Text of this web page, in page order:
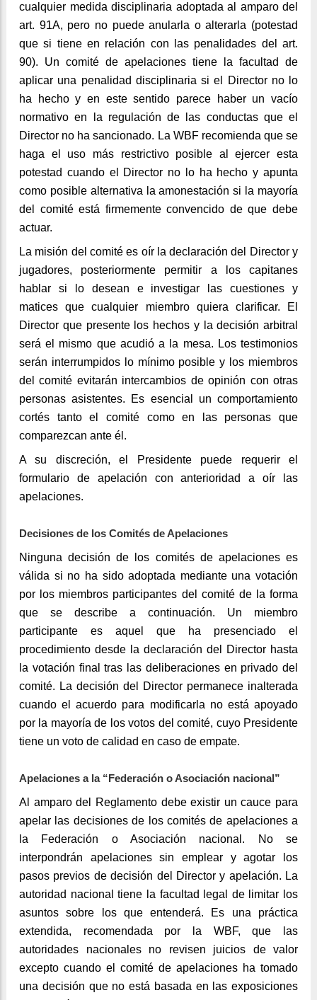
cualquier medida disciplinaria adoptada al amparo del
art. 91A, pero no puede anularla o alterarla (potestad
que si tiene en relación con las penalidades del art.
90). Un comité de apelaciones tiene la facultad de
aplicar una penalidad disciplinaria si el Director no lo
ha hecho y en este sentido parece haber un vacío
normativo en la regulación de las conductas que el
Director no ha sancionado. La WBF recomienda que se
haga el uso más restrictivo posible al ejercer esta
potestad cuando el Director no lo ha hecho y apunta
como posible alternativa la amonestación si la mayoría
del comité está firmemente convencido de que debe
actuar.
La misión del comité es oír la declaración del Director y
jugadores, posteriormente permitir a los capitanes
hablar si lo desean e investigar las cuestiones y
matices que cualquier miembro quiera clarificar. El
Director que presente los hechos y la decisión arbitral
será el mismo que acudió a la mesa. Los testimonios
serán interrumpidos lo mínimo posible y los miembros
del comité evitarán intercambios de opinión con otras
personas asistentes. Es esencial un comportamiento
cortés tanto el comité como en las personas que
comparezcan ante él.
A su discreción, el Presidente puede requerir el
formulario de apelación con anterioridad a oír las
apelaciones.
Decisiones de los Comités de Apelaciones
Ninguna decisión de los comités de apelaciones es
válida si no ha sido adoptada mediante una votación
por los miembros participantes del comité de la forma
que se describe a continuación. Un miembro
participante es aquel que ha presenciado el
procedimiento desde la declaración del Director hasta
la votación final tras las deliberaciones en privado del
comité. La decisión del Director permanece inalterada
cuando el acuerdo para modificarla no está apoyado
por la mayoría de los votos del comité, cuyo Presidente
tiene un voto de calidad en caso de empate.
Apelaciones a la “Federación o Asociación nacional”
Al amparo del Reglamento debe existir un cauce para
apelar las decisiones de los comités de apelaciones a
la Federación o Asociación nacional. No se
interpondrán apelaciones sin emplear y agotar los
pasos previos de decisión del Director y apelación. La
autoridad nacional tiene la facultad legal de limitar los
asuntos sobre los que entenderá. Es una práctica
extendida, recomendada por la WBF, que las
autoridades nacionales no revisen juicios de valor
excepto cuando el comité de apelaciones ha tomado
una decisión que no está basada en las exposiciones